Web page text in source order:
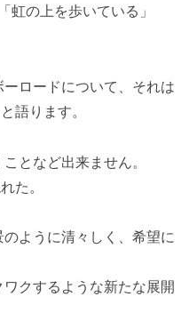
虹の上を歩いている」
ロードについて、それは
語ります。
となど出来ません。
た。
ように清々しく、希望に
クするような新たな展開